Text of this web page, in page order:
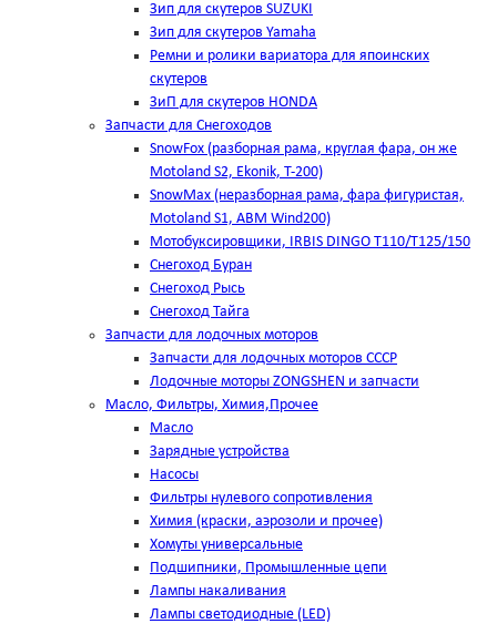
Зип для скутеров SUZUKI
Зип для скутеров Yamaha
Ремни и ролики вариатора для япоинских
скутеров
ЗиП для скутеров HONDA
Запчасти для Снегоходов
SnowFox (разборная рама, круглая фара, он же
Motoland S2, Ekonik, T-200)
SnowMax (неразборная рама, фара фигуристая,
Motoland S1, ABM Wind200)
Мотобуксировщики, IRBIS DINGO Т110/Т125/150
Снегоход Буран
Снегоход Рысь
Снегоход Тайга
Запчасти для лодочных моторов
Запчасти для лодочных моторов СССР
Лодочные моторы ZONGSHEN и запчасти
Масло, Фильтры, Химия,Прочее
Масло
Зарядные устройства
Насосы
Фильтры нулевого сопротивления
Химия (краски, аэрозоли и прочее)
Хомуты универсальные
Подшипники, Промышленные цепи
Лампы накаливания
Лампы светодиодные (LED)